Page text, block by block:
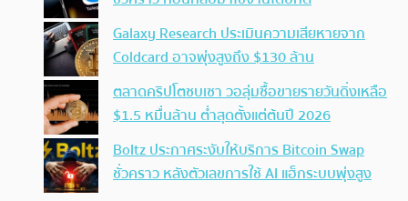
Galaxy Research ประเมินความเสียหายจาก
Coldcard อาจพุ่งสูงถึง $130 ล้าน
ตลาดคริปโตซบเซา วอลุ่มซื้อขายรายวันดิ่งเหลือ
$1.5 หมื่นล้าน ต่ำสุดตั้งแต่ต้นปี 2026
Boltz ประกาศระงับให้บริการ Bitcoin Swap
ชั่วคราว หลังตัวเลขการใช้ AI แฮ็กระบบพุ่งสูง